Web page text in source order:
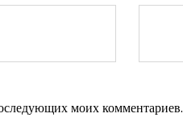
моих комментариев.